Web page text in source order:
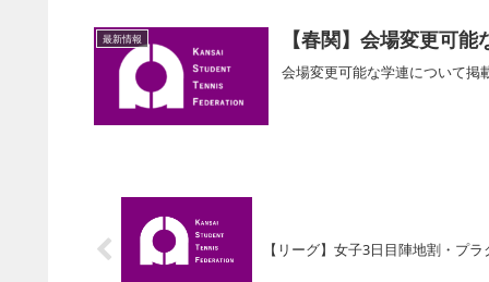
最新情報 【春関】会場変更可能
会場変更可能な学連について掲
【リーグ】女子3日目陣地割・プ